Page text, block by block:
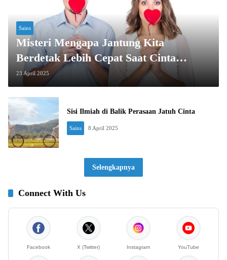
Sains
Misteri Mengapa Jantung Kita
Berdetak Lebih Cepat Saat Cinta
Datang
23 April 2025
Sisi Ilmiah di Balik Perasaan Jatuh Cinta
Sains 8 April 2025
Selengkapnya
Connect With Us
Facebook X (Twitter) Instagram YouTube